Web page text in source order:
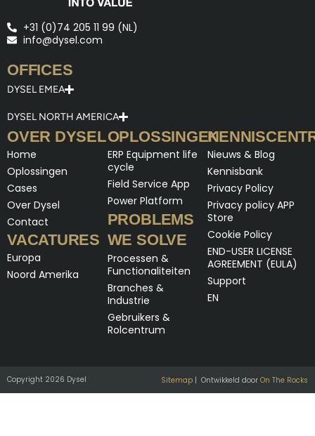
+31 (0)74 205 11 99 (NL)
info@dysel.com
OFFICES
DYSEL EMEA
DYSEL NORTH AMERICA
OVER DYSEL
Home
Oplossingen
Cases
Over Dysel
Contact
VACATURES
Europa
Noord Amerika
OPLOSSINGEN
ERP Equipment life
cycle
Field Service App
Power Platform
PROBLEMS
WE SOLVE
Processen &
Functionaliteiten
Branches &
Industrie
Gebruikers &
Rolcentrum
Nieuws & Blog
Kennisbank
Privacy Policy
Privacy policy APP
Store
Cookie Policy
END-USER LICENSE
AGREEMENT (EULA)
Support
EN
Copyright 2026 Dysel Sitemap | Ontwikkeld door On The Rocks